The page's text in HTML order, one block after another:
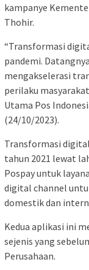
kampanye
Thohir.
“Transformasi
pandemi.
mengakselerasi
perilaku
Utama Pos
(24/10/2023).
Transformasi
tahun 2021 lewat
Pospay untuk
digital channel
domestik dan
Kedua aplikasi ini
sejenis yang
Perusahaan.